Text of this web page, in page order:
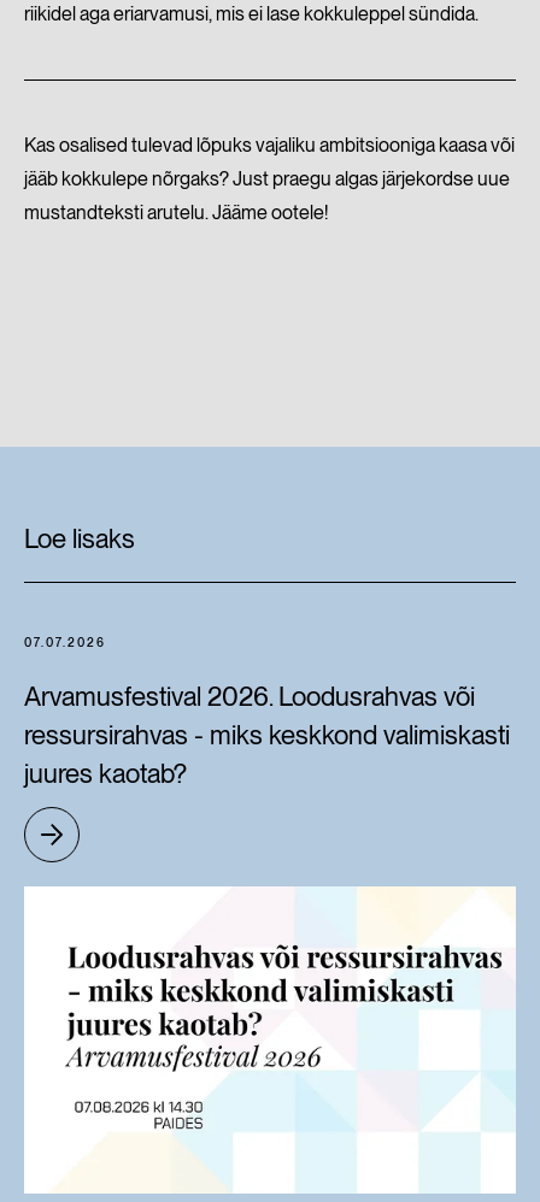
riikidel aga eriarvamusi, mis ei lase kokkuleppel sündida.
Kas osalised tulevad lõpuks vajaliku ambitsiooniga kaasa või
jääb kokkulepe nõrgaks? Just praegu algas järjekordse uue
mustandteksti arutelu. Jääme ootele!
Loe lisaks
07.07.2026
Arvamusfestival 2026. Loodusrahvas või
ressursirahvas - miks keskkond valimiskasti
juures kaotab?